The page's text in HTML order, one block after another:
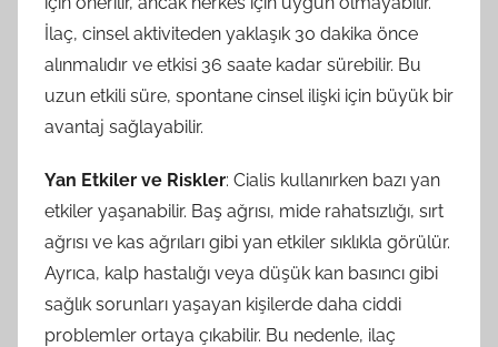
İlaç, cinsel aktiviteden yaklaşık 30 dakika önce
alınmalıdır ve etkisi 36 saate kadar sürebilir. Bu
uzun etkili süre, spontane cinsel ilişki için büyük bir
avantaj sağlayabilir.
Yan Etkiler ve Riskler: Cialis kullanırken bazı yan
etkiler yaşanabilir. Baş ağrısı, mide rahatsızlığı, sırt
ağrısı ve kas ağrıları gibi yan etkiler sıklıkla görülür.
Ayrıca, kalp hastalığı veya düşük kan basıncı gibi
sağlık sorunları yaşayan kişilerde daha ciddi
problemler ortaya çıkabilir. Bu nedenle, ilaç